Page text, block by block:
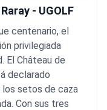
- UGOLF
centenario, el
privilegiada
El Château de
declarado
los setos de caza
Con sus tres